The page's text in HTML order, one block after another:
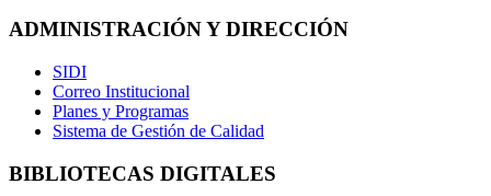
ADMINISTRACIÓN Y DIRECCIÓN
SIDI
Correo Institucional
Planes y Programas
Sistema de Gestión de Calidad
BIBLIOTECAS DIGITALES